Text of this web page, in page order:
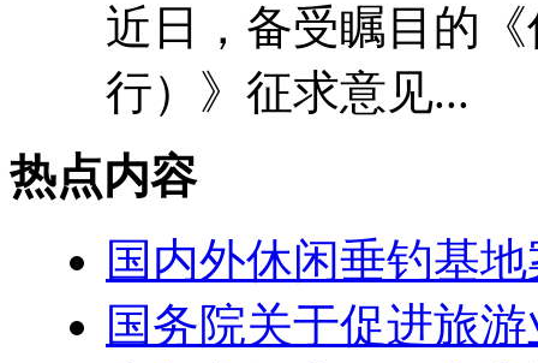
近日，备受瞩目的
行）》征求意见...
热点内容
国内外休闲垂钓基
国务院关于促进旅